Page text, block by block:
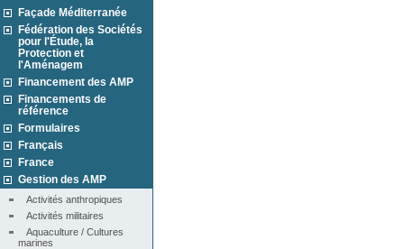
Façade Méditerranée
Fédération des Sociétés
pour l'Étude, la
Protection et
l'Aménagem
Financement des AMP
Financements de
référence
Formulaires
Français
France
Gestion des AMP
Activités anthropiques
Activités militaires
Aquaculture / Cultures
marines